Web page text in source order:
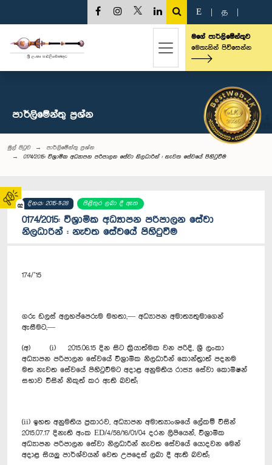
02
E த
මගේ පාර්ලිමේන්තුව
මෙතැනින් පිවිසෙන්න
පාර්ලි‌මේන්තු‌ ප්‍රශ්න
මුල් පිටුව
පාර්ලි‌මේන්තු‌ ප්‍රශ්න
0174/2015: විශ්‍රාමික අධ්‍යාපන පරිපාලන සේවා නිලධාරින් : නැවත සේවයේ පිහිටුවීම
දිනය: 2015-11-28 පිළිතුර ලබා දී ඇත
0174/2015: විශ්‍රාමික අධ්‍යාපන පරිපාලන සේවා
නිලධාරින් : නැවත සේවයේ පිහිටුවීම
174/’15
ගරු ඩලස් අලහප්පෙරුම මහතා,— අධ්‍යාපන අමාත්‍යතුමාගෙන්
ඇසීමට,—
(අ) (i) 2015.06.15 දින සිට ක්‍රියාත්මක වන පරිදි, ශ්‍රී ලංකා
අධ්‍යාපන පරිපාලන සේවයේ විශ්‍රාමික නිලධාරීන් කොන්ත්‍රාත් පදනම
මත නැවත සේවයේ පිහිටුවීමට අදාළ අනුමතිය රාජ්‍ය සේවා කොමිෂන්
සභාව විසින් නිකුත් කර ඇති බවත්;
(ii) ඉහත අනුමතිය ප්‍රකාරව, අධ්‍යාපන අමාත්‍යාංශයේ ලේකම් විසින්
2015.07.17 දිනැති අංක ED/4/58/16/01/04 දරන ලිපියෙන්, විශ්‍රාමික
අධ්‍යාපන පරිපාලන සේවා නිලධාරීන් නැවත සේවයේ යොදවන මෙන්
අදාළ සියලු පාර්ශ්වයන් වෙත උපදෙස් ලබා දී ඇති බවත්;